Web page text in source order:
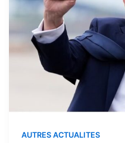
AUTRES ACTUALITES